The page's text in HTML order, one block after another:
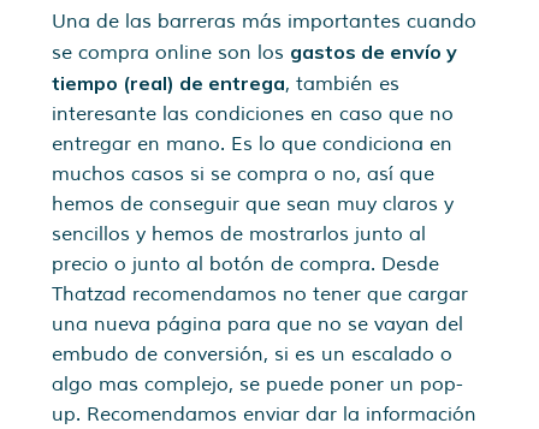
Una de las barreras más importantes cuando
se compra online son los gastos de envío y
tiempo (real) de entrega, también es
interesante las condiciones en caso que no
entregar en mano. Es lo que condiciona en
muchos casos si se compra o no, así que
hemos de conseguir que sean muy claros y
sencillos y hemos de mostrarlos junto al
precio o junto al botón de compra. Desde
Thatzad recomendamos no tener que cargar
una nueva página para que no se vayan del
embudo de conversión, si es un escalado o
algo mas complejo, se puede poner un pop-
up. Recomendamos enviar dar la información